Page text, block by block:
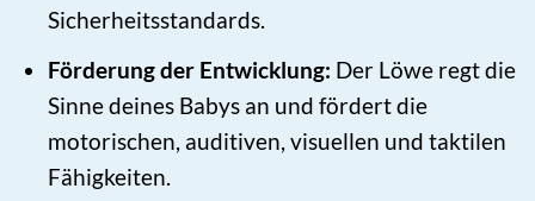
Sicherheitsstandards.
Förderung der Entwicklung: Der Löwe regt die
Sinne deines Babys an und fördert die
motorischen, auditiven, visuellen und taktilen
Fähigkeiten.